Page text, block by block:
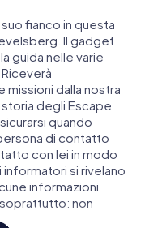
fianco in questa
Il gadget
guida nelle varie
missioni dalla nostra
degli Escape
quando
di contatto
con lei in modo
si rivelano
informazioni
non